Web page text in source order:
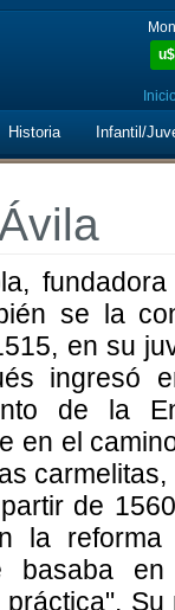
u$
Historia Infantil/
se la
en su
ingresó
de la
en el
de
la
basaba